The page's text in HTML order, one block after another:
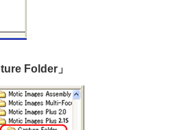
Folder」